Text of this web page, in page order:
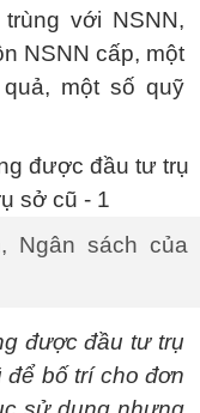
với NSNN,
NSNN cấp, một
một số quỹ
Ngân sách của
được đầu tư trụ
bố trí cho đơn